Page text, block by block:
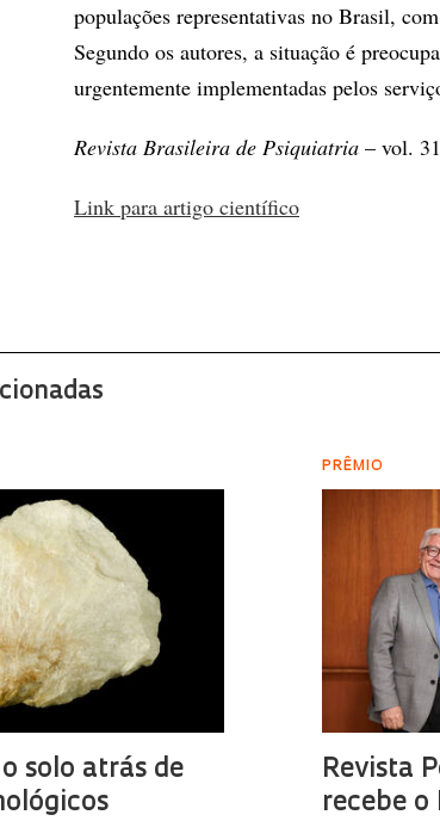
populações representativas no Brasil,
Segundo os autores, a situação é
urgentemente implementadas pelos
Revista Brasileira de Psiquiatria – vol.
Link para artigo científico